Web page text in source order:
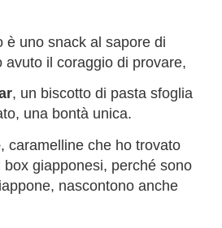
è uno snack al sapore di
avuto il coraggio di provare,
, un biscotto di pasta sfoglia
una bontà unica.
, caramelline che ho trovato
giapponesi, perché sono
nascontono anche